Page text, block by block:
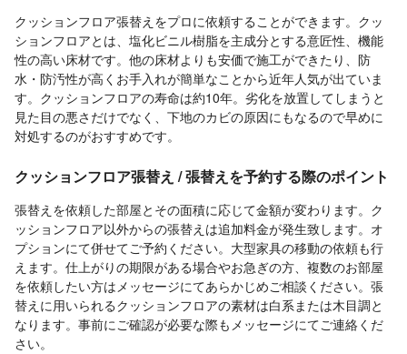
クッションフロア張替えをプロに依頼することができます。クッ
ションフロアとは、塩化ビニル樹脂を主成分とする意匠性、機能
性の高い床材です。他の床材よりも安価で施工ができたり、防
水・防汚性が高くお手入れが簡単なことから近年人気が出ていま
す。クッションフロアの寿命は約10年。劣化を放置してしまうと
見た目の悪さだけでなく、下地のカビの原因にもなるので早めに
対処するのがおすすめです。
クッションフロア張替え / 張替えを予約する際のポイント
張替えを依頼した部屋とその面積に応じて金額が変わります。ク
ッションフロア以外からの張替えは追加料金が発生致します。オ
プションにて併せてご予約ください。大型家具の移動の依頼も行
えます。仕上がりの期限がある場合やお急ぎの方、複数のお部屋
を依頼したい方はメッセージにてあらかじめご相談ください。張
替えに用いられるクッションフロアの素材は白系または木目調と
なります。事前にご確認が必要な際もメッセージにてご連絡くだ
さい。